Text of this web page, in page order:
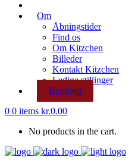
Om
Åbningstider
Find os
Om Kitzchen
Billeder
Kontakt Kitzchen
Ledige stillinger
Booking
0 0 items kr.0.00
No products in the cart.